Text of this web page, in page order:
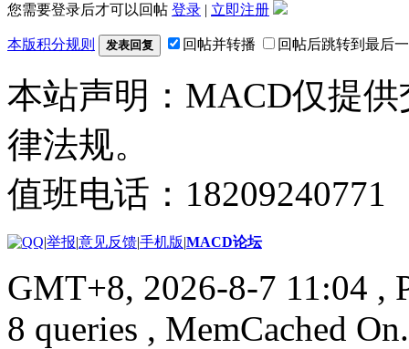
您需要登录后才可以回帖 登录 | 立即注册
本版积分规则 发表回复 回帖并转播 回帖后跳转到最后
本站声明：MACD仅提
律法规。
值班电话：
|举报|意见反馈|手机版|MACD论坛
GMT+8, 2026-8-7 11:04 ,
8 queries , MemCached On.